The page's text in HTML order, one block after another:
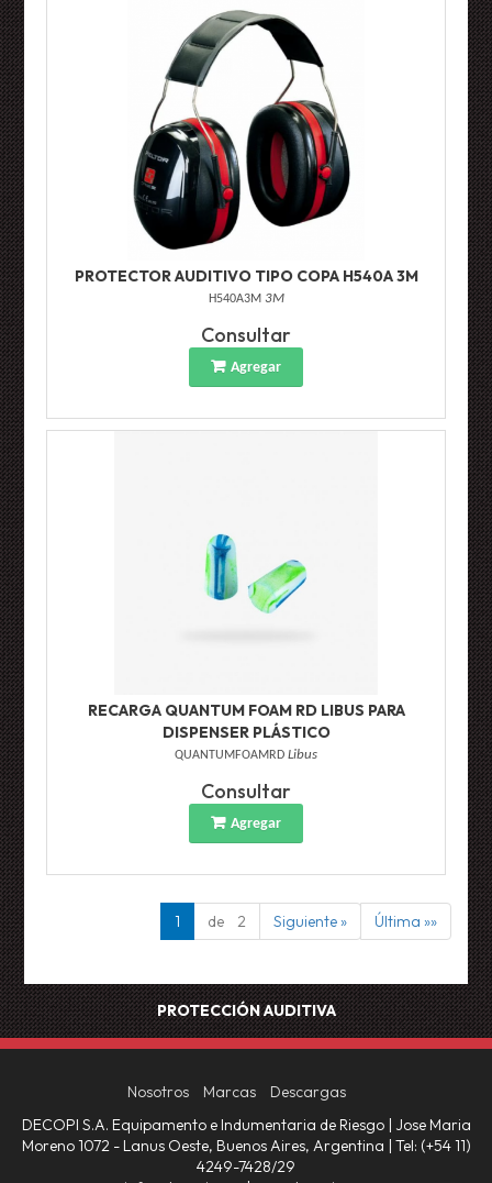
PROTECTOR AUDITIVO TIPO COPA H540A 3M
H540A3M 3M
Consultar
Agregar
RECARGA QUANTUM FOAM RD LIBUS PARA
DISPENSER PLÁSTICO
QUANTUMFOAMRD Libus
Consultar
Agregar
1 de 2 Siguiente » Última »»
PROTECCIÓN AUDITIVA
Nosotros Marcas
Descargas
DECOPI S.A. Equipamento e Indumentaria de Riesgo | Jose Maria
Moreno 1072 - Lanus Oeste, Buenos Aires, Argentina | Tel: (+54 11)
4249-7428/29